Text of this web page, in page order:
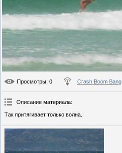
Просмотры: 0 Crash Boom Bang
Описание материала:
Так притягивает только волна.